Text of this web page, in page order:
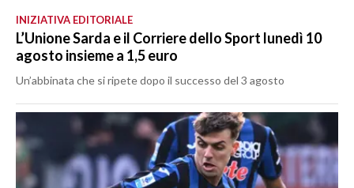
INIZIATIVA EDITORIALE
L’Unione Sarda e il Corriere dello Sport lunedì 10
agosto insieme a 1,5 euro
Un’abbinata che si ripete dopo il successo del 3 agosto